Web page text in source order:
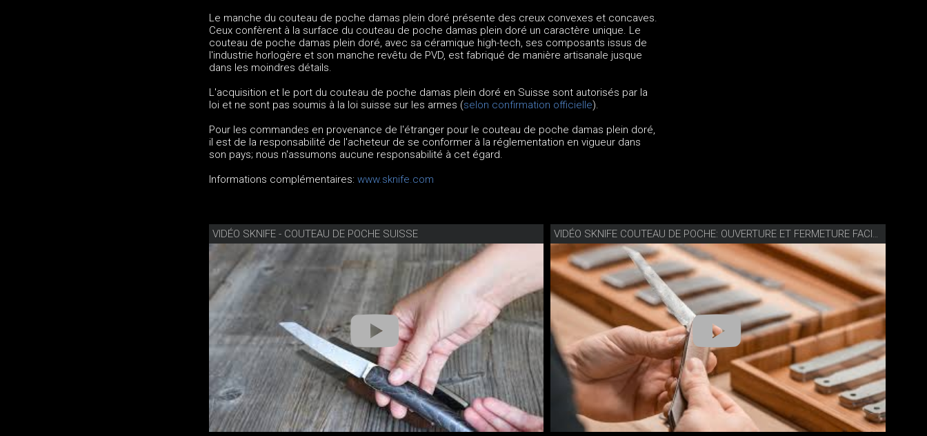
Le manche du couteau de poche damas plein doré présente des creux convexes et concaves.
Ceux confèrent à la surface du couteau de poche damas plein doré un caractère unique. Le
couteau de poche damas plein doré, avec sa céramique high-tech, ses composants issus de
l'industrie horlogère et son manche revêtu de PVD, est fabriqué de manière artisanale jusque
dans les moindres détails.
L'acquisition et le port du couteau de poche damas plein doré en Suisse sont autorisés par la
loi et ne sont pas soumis à la loi suisse sur les armes (selon confirmation officielle).
Pour les commandes en provenance de l'étranger pour le couteau de poche damas plein doré,
il est de la responsabilité de l'acheteur de se conformer à la réglementation en vigueur dans
son pays; nous n'assumons aucune responsabilité à cet égard.
Informations complémentaires: www.sknife.com
VIDÉO SKNIFE - COUTEAU DE POCHE SUISSE